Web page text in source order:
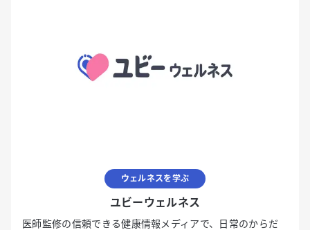
ウェルネスを学ぶ
ユビーウェルネス
医師監修の信頼できる健康情報メディアで、日常のからだ